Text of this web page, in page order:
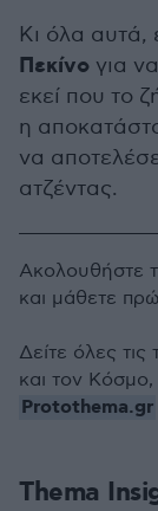
Κι όλα αυτά,
Πεκίνο για
εκεί που το
η
να
ατζέντας.
Thema
Ακολουθήστε
και μάθετε
Δείτε όλες τις
και τον
Protothema.gr